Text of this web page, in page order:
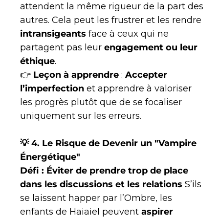
attendent la même rigueur de la part des
autres. Cela peut les frustrer et les rendre
intransigeants face à ceux qui ne
partagent pas leur engagement ou leur
éthique.
👉 Leçon à apprendre : Accepter
l’imperfection et apprendre à valoriser
les progrès plutôt que de se focaliser
uniquement sur les erreurs.
💡 4. Le Risque de Devenir un "Vampire
Énergétique"
Défi : Éviter de prendre trop de place
dans les discussions et les relations S’ils
se laissent happer par l’Ombre, les
enfants de Haiaiel peuvent aspirer